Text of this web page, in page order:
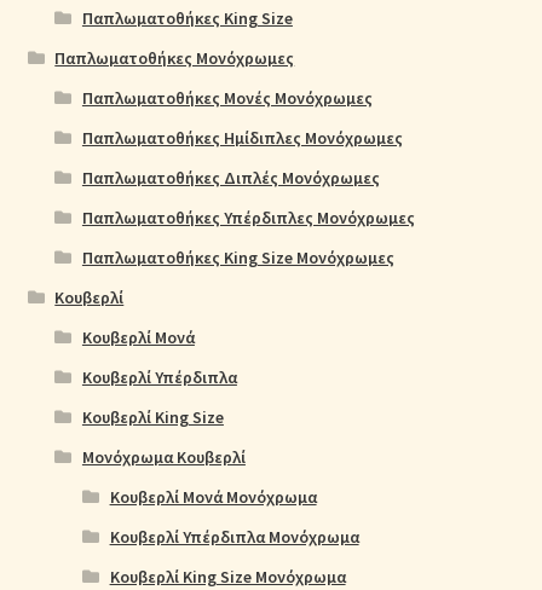
Παπλωματοθήκες King Size
Παπλωματοθήκες Μονόχρωμες
Παπλωματοθήκες Μονές Μονόχρωμες
Παπλωματοθήκες Ημίδιπλες Μονόχρωμες
Παπλωματοθήκες Διπλές Μονόχρωμες
Παπλωματοθήκες Υπέρδιπλες Μονόχρωμες
Παπλωματοθήκες King Size Μονόχρωμες
Κουβερλί
Κουβερλί Μονά
Κουβερλί Υπέρδιπλα
Κουβερλί King Size
Μονόχρωμα Κουβερλί
Κουβερλί Μονά Μονόχρωμα
Κουβερλί Υπέρδιπλα Μονόχρωμα
Κουβερλί King Size Μονόχρωμα